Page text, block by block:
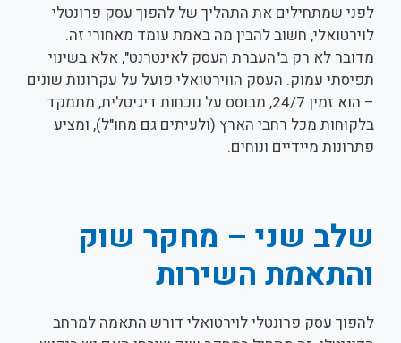
לפני שמתחילים את התהליך של להפוך עסק פרונטלי
לוירטואלי, חשוב להבין מה באמת עומד מאחורי זה.
מדובר לא רק ב"העברת העסק לאינטרנט", אלא בשינוי
תפיסתי עמוק. העסק הווירטואלי פועל על עקרונות שונים
– הוא זמין 24/7, מבוסס על נוכחות דיגיטלית, מתמקד
בלקוחות מכל רחבי הארץ (ולעיתים גם מחו"ל), ומציע
פתרונות מיידיים ונוחים.
שלב שני – מחקר שוק
והתאמת השירות
להפוך עסק פרונטלי לוירטואלי דורש התאמה למרחב